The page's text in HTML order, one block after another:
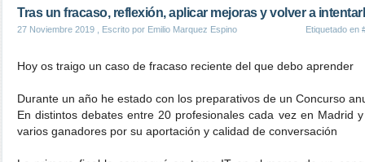
Tras un fracaso, reflexión, aplicar mejoras y volver a
27 Noviembre 2019 , Escrito por Emilio Marquez Espino Etiquetado en
Hoy os traigo un caso de fracaso reciente del que debo aprender
Durante un año he estado con los preparativos de un Concurso
En distintos debates entre 20 profesionales cada vez en Madrid
varios ganadores por su aportación y calidad de conversación